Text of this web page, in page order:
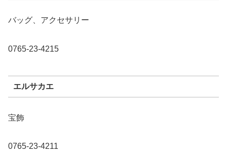
バッグ、アクセサリー
0765-23-4215
エルサカエ
宝飾
0765-23-4211